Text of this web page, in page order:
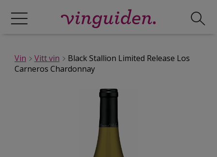
Vin Vitt vin
Black Stallion Limited Release Los
Carneros Chardonnay